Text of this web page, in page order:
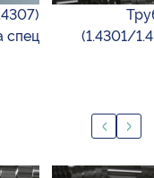
спец
(1.4301/